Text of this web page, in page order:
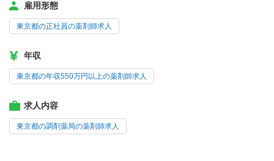
雇用形態
東京都の正社員の薬剤師求人
年収
東京都の年収550万円以上の薬剤師求人
求人内容
東京都の調剤薬局の薬剤師求人